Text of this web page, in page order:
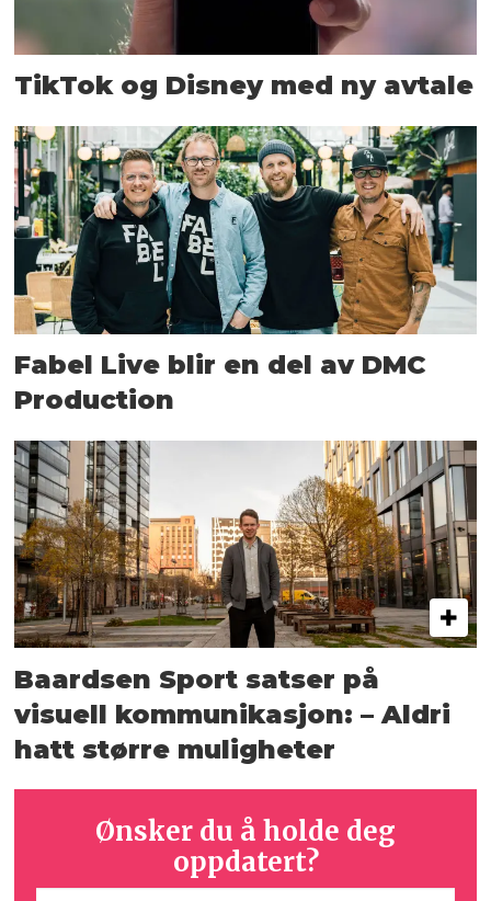
TikTok og Disney med ny avtale
Fabel Live blir en del av DMC
Production
Baardsen Sport satser på
visuell kommunikasjon: – Aldri
hatt større muligheter
Ønsker du å holde deg
oppdatert?